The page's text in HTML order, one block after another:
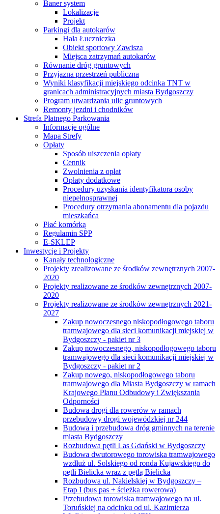
Baner system
Lokalizacje
Projekt
Parkingi dla autokarów
Hala Łuczniczka
Obiekt sportowy Zawisza
Miejsca zatrzymań autokarów
Równanie dróg gruntowych
Przyjazna przestrzeń publiczna
Wyniki klasyfikacji miejskiego odcinka TNT w
granicach administracyjnych miasta Bydgoszczy
Program utwardzania ulic gruntowych
Remonty jezdni i chodników
Strefa Płatnego Parkowania
Informacje ogólne
Mapa Strefy
Opłaty
Sposób uiszczenia opłaty
Cennik
Zwolnienia z opłat
Opłaty dodatkowe
Procedury uzyskania identyfikatora osoby
niepełnosprawnej
Procedury otrzymania abonamentu dla pojazdu
mieszkańca
Płać komórką
Regulamin SPP
E-SKLEP
Inwestycje i Projekty
Kanały technologiczne
Projekty zrealizowane ze środków zewnętrznych 2007-
2020
Projekty realizowane ze środków zewnętrznych 2007-
2020
Projekty realizowane ze środków zewnętrznych 2021-
2027
Zakup nowoczesnego niskopodłogowego taboru
tramwajowego dla sieci komunikacji miejskiej w
Bydgoszczy - pakiet nr 3
Zakup nowoczesnego, niskopodłogowego taboru
tramwajowego dla sieci komunikacji miejskiej w
Bydgoszczy - pakiet nr 2
Zakup nowego, niskopodłogowego taboru
tramwajowego dla Miasta Bydgoszczy w ramach
Krajowego Planu Odbudowy i Zwiększania
Odporności
Budowa drogi dla rowerów w ramach
przebudowy drogi wojewódzkiej nr 244
Budowa i przebudowa dróg gminnych na terenie
miasta Bydgoszczy
Rozbudowa pętli Las Gdański w Bydgoszczy
Budowa dwutorowego torowiska tramwajowego
wzdłuż ul. Solskiego od ronda Kujawskiego do
pętli Bielicka wraz z pętlą Bielicka
Rozbudowa ul. Nakielskiej w Bydgoszczy –
Etap I (bus pas + ścieżka rowerowa)
Przebudowa torowiska tramwajowego na ul.
Toruńskiej na odcinku od ul. Kazimierza